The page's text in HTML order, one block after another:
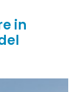
in